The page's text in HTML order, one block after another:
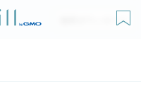
無料ダウンロード